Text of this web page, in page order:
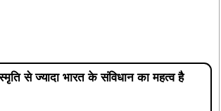
से ज्यादा भारत के संविधान का महत्व है